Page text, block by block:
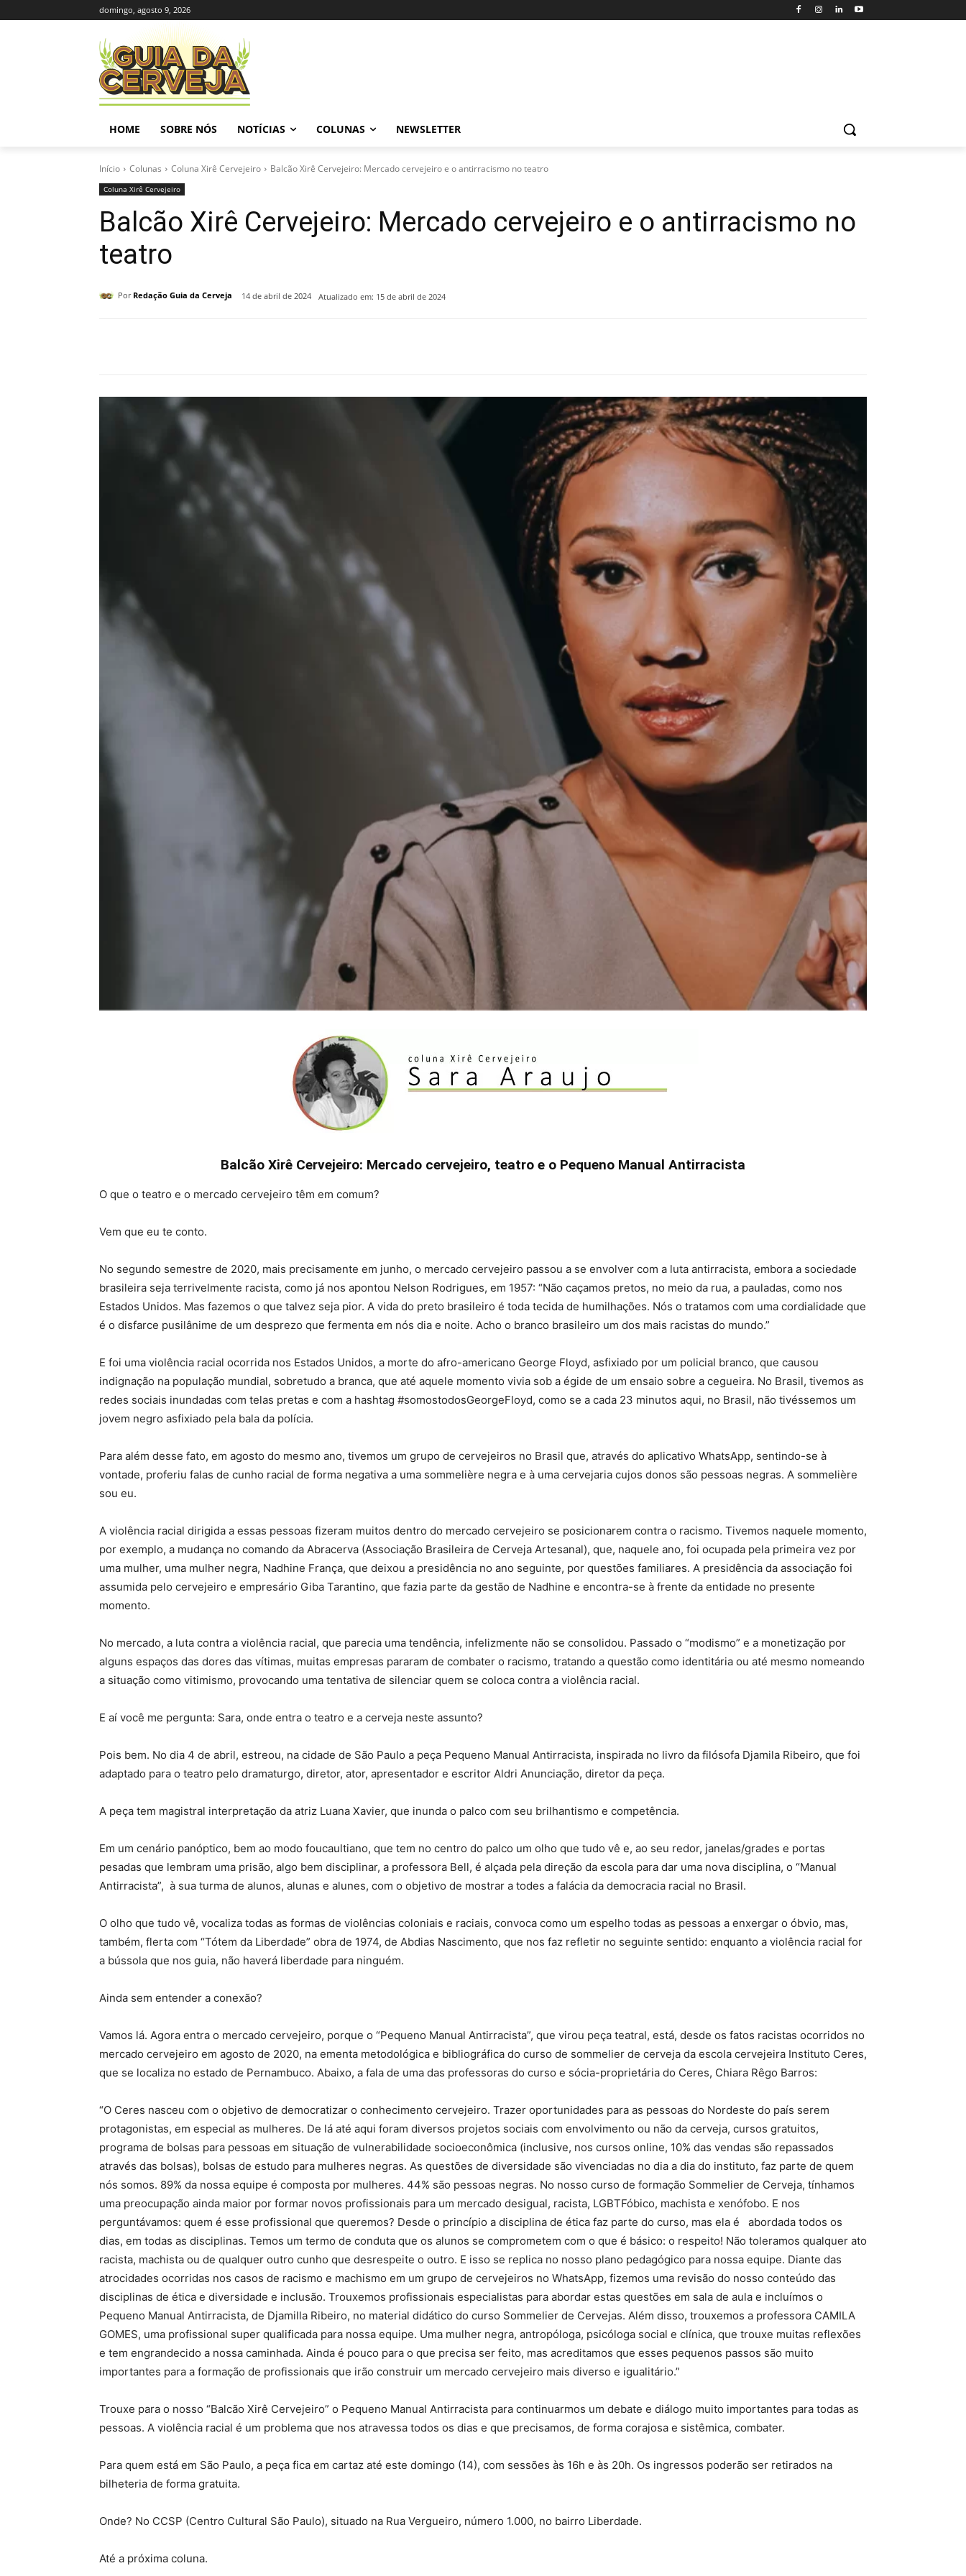
domingo, agosto 9, 2026
HOME SOBRE NÓS NOTÍCIAS COLUNAS NEWSLETTER
Início Colunas Coluna Xirê Cervejeiro Balcão Xirê Cervejeiro: Mercado cervejeiro e o antirracismo no teatro
Coluna Xirê Cervejeiro
Balcão Xirê Cervejeiro: Mercado cervejeiro e o antirracismo no
teatro
Por Redação Guia da Cerveja 14 de abril de 2024 Atualizado em: 15 de abril de 2024
Balcão Xirê Cervejeiro: Mercado cervejeiro, teatro e o Pequeno Manual Antirracista
O que o teatro e o mercado cervejeiro têm em comum?
Vem que eu te conto.
No segundo semestre de 2020, mais precisamente em junho, o mercado cervejeiro passou a se envolver com a luta antirracista, embora a sociedade
brasileira seja terrivelmente racista, como já nos apontou Nelson Rodrigues, em 1957: “Não caçamos pretos, no meio da rua, a pauladas, como nos
Estados Unidos. Mas fazemos o que talvez seja pior. A vida do preto brasileiro é toda tecida de humilhações. Nós o tratamos com uma cordialidade que
é o disfarce pusilânime de um desprezo que fermenta em nós dia e noite. Acho o branco brasileiro um dos mais racistas do mundo.”
E foi uma violência racial ocorrida nos Estados Unidos, a morte do afro-americano George Floyd, asfixiado por um policial branco, que causou
indignação na população mundial, sobretudo a branca, que até aquele momento vivia sob a égide de um ensaio sobre a cegueira. No Brasil, tivemos as
redes sociais inundadas com telas pretas e com a hashtag #somostodosGeorgeFloyd, como se a cada 23 minutos aqui, no Brasil, não tivéssemos um
jovem negro asfixiado pela bala da polícia.
Para além desse fato, em agosto do mesmo ano, tivemos um grupo de cervejeiros no Brasil que, através do aplicativo WhatsApp, sentindo-se à
vontade, proferiu falas de cunho racial de forma negativa a uma sommelière negra e à uma cervejaria cujos donos são pessoas negras. A sommelière
sou eu.
A violência racial dirigida a essas pessoas fizeram muitos dentro do mercado cervejeiro se posicionarem contra o racismo. Tivemos naquele momento,
por exemplo, a mudança no comando da Abracerva (Associação Brasileira de Cerveja Artesanal), que, naquele ano, foi ocupada pela primeira vez por
uma mulher, uma mulher negra, Nadhine França, que deixou a presidência no ano seguinte, por questões familiares. A presidência da associação foi
assumida pelo cervejeiro e empresário Giba Tarantino, que fazia parte da gestão de Nadhine e encontra-se à frente da entidade no presente
momento.
No mercado, a luta contra a violência racial, que parecia uma tendência, infelizmente não se consolidou. Passado o “modismo” e a monetização por
alguns espaços das dores das vítimas, muitas empresas pararam de combater o racismo, tratando a questão como identitária ou até mesmo nomeando
a situação como vitimismo, provocando uma tentativa de silenciar quem se coloca contra a violência racial.
E aí você me pergunta: Sara, onde entra o teatro e a cerveja neste assunto?
Pois bem. No dia 4 de abril, estreou, na cidade de São Paulo a peça Pequeno Manual Antirracista, inspirada no livro da filósofa Djamila Ribeiro, que foi
adaptado para o teatro pelo dramaturgo, diretor, ator, apresentador e escritor Aldri Anunciação, diretor da peça.
A peça tem magistral interpretação da atriz Luana Xavier, que inunda o palco com seu brilhantismo e competência.
Em um cenário panóptico, bem ao modo foucaultiano, que tem no centro do palco um olho que tudo vê e, ao seu redor, janelas/grades e portas
pesadas que lembram uma prisão, algo bem disciplinar, a professora Bell, é alçada pela direção da escola para dar uma nova disciplina, o “Manual
Antirracista”, à sua turma de alunos, alunas e alunes, com o objetivo de mostrar a todes a falácia da democracia racial no Brasil.
O olho que tudo vê, vocaliza todas as formas de violências coloniais e raciais, convoca como um espelho todas as pessoas a enxergar o óbvio, mas,
também, flerta com “Tótem da Liberdade” obra de 1974, de Abdias Nascimento, que nos faz refletir no seguinte sentido: enquanto a violência racial for
a bússola que nos guia, não haverá liberdade para ninguém.
Ainda sem entender a conexão?
Vamos lá. Agora entra o mercado cervejeiro, porque o “Pequeno Manual Antirracista”, que virou peça teatral, está, desde os fatos racistas ocorridos no
mercado cervejeiro em agosto de 2020, na ementa metodológica e bibliográfica do curso de sommelier de cerveja da escola cervejeira Instituto Ceres,
que se localiza no estado de Pernambuco. Abaixo, a fala de uma das professoras do curso e sócia-proprietária do Ceres, Chiara Rêgo Barros:
“O Ceres nasceu com o objetivo de democratizar o conhecimento cervejeiro. Trazer oportunidades para as pessoas do Nordeste do país serem
protagonistas, em especial as mulheres. De lá até aqui foram diversos projetos sociais com envolvimento ou não da cerveja, cursos gratuitos,
programa de bolsas para pessoas em situação de vulnerabilidade socioeconômica (inclusive, nos cursos online, 10% das vendas são repassados
através das bolsas), bolsas de estudo para mulheres negras. As questões de diversidade são vivenciadas no dia a dia do instituto, faz parte de quem
nós somos. 89% da nossa equipe é composta por mulheres. 44% são pessoas negras. No nosso curso de formação Sommelier de Cerveja, tínhamos
uma preocupação ainda maior por formar novos profissionais para um mercado desigual, racista, LGBTFóbico, machista e xenófobo. E nos
perguntávamos: quem é esse profissional que queremos? Desde o princípio a disciplina de ética faz parte do curso, mas ela é abordada todos os
dias, em todas as disciplinas. Temos um termo de conduta que os alunos se comprometem com o que é básico: o respeito! Não toleramos qualquer ato
racista, machista ou de qualquer outro cunho que desrespeite o outro. E isso se replica no nosso plano pedagógico para nossa equipe. Diante das
atrocidades ocorridas nos casos de racismo e machismo em um grupo de cervejeiros no WhatsApp, fizemos uma revisão do nosso conteúdo das
disciplinas de ética e diversidade e inclusão. Trouxemos profissionais especialistas para abordar estas questões em sala de aula e incluímos o
Pequeno Manual Antirracista, de Djamilla Ribeiro, no material didático do curso Sommelier de Cervejas. Além disso, trouxemos a professora CAMILA
GOMES, uma profissional super qualificada para nossa equipe. Uma mulher negra, antropóloga, psicóloga social e clínica, que trouxe muitas reflexões
e tem engrandecido a nossa caminhada. Ainda é pouco para o que precisa ser feito, mas acreditamos que esses pequenos passos são muito
importantes para a formação de profissionais que irão construir um mercado cervejeiro mais diverso e igualitário.”
Trouxe para o nosso “Balcão Xirê Cervejeiro” o Pequeno Manual Antirracista para continuarmos um debate e diálogo muito importantes para todas as
pessoas. A violência racial é um problema que nos atravessa todos os dias e que precisamos, de forma corajosa e sistêmica, combater.
Para quem está em São Paulo, a peça fica em cartaz até este domingo (14), com sessões às 16h e às 20h. Os ingressos poderão ser retirados na
bilheteria de forma gratuita.
Onde? No CCSP (Centro Cultural São Paulo), situado na Rua Vergueiro, número 1.000, no bairro Liberdade.
Até a próxima coluna.